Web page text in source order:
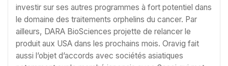
investir sur ses autres programmes à fort potentiel dans
le domaine des traitements orphelins du cancer. Par
ailleurs, DARA BioSciences projette de relancer le
produit aux USA dans les prochains mois. Oravig fait
aussi l’objet d’accords avec sociétés asiatiques